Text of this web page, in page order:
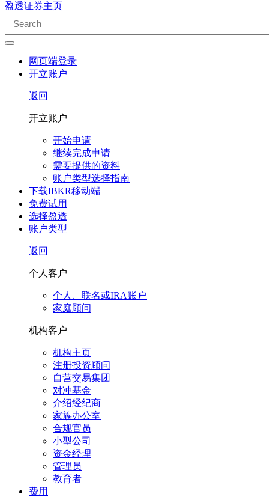
盈透证券主页
网页端登录
开立账户
返回
开立账户
开始申请
继续完成申请
需要提供的资料
账户类型选择指南
下载IBKR移动端
免费试用
选择盈透
账户类型
返回
个人客户
个人、联名或IRA账户
家庭顾问
机构客户
机构主页
注册投资顾问
自营交易集团
对冲基金
介绍经纪商
家族办公室
合规官员
小型公司
资金经理
管理员
教育者
费用